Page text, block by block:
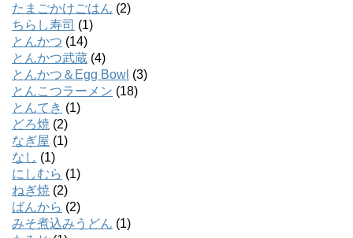
たまごかけごはん (2)
ちらし寿司 (1)
とんかつ (14)
とんかつ武蔵 (4)
とんかつ＆Egg Bowl (3)
とんこつラーメン (18)
とんてき (1)
どろ焼 (2)
なぎ屋 (1)
なし (1)
にしむら (1)
ねぎ焼 (2)
ばんから (2)
みそ煮込みうどん (1)